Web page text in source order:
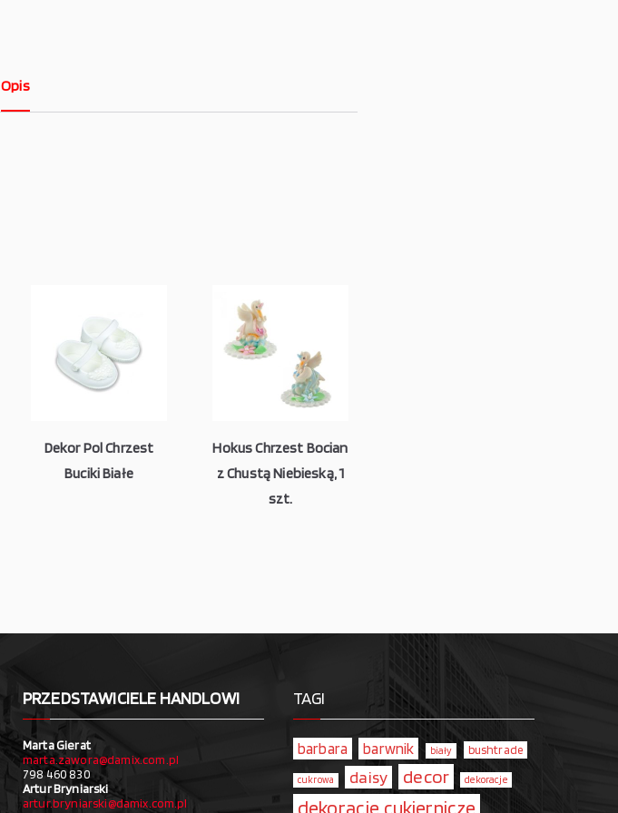
Opis
Dekor Pol Chrzest
Buciki Białe
Hokus Chrzest Bocian
z Chustą Niebieską, 1
szt.
PRZEDSTAWICIELE HANDLOWI
Marta Gierat
marta.zawora@damix.com.pl
798 460 830
Artur Bryniarski
artur.bryniarski@damix.com.pl
TAGI
barbara barwnik biały bushtrade
cukrowa daisy decor dekoracje
dekoracje cukiernicze